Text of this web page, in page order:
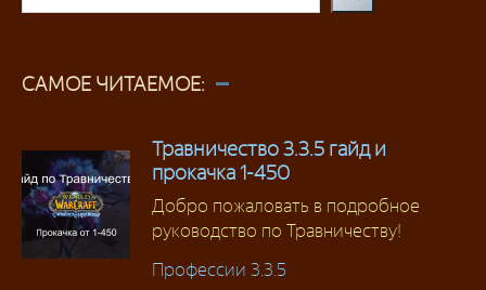
САМОЕ ЧИТАЕМОЕ:
Травничество 3.3.5 гайд и
прокачка 1-450
Добро пожаловать в подробное
руководство по Травничеству!
Профессии 3.3.5